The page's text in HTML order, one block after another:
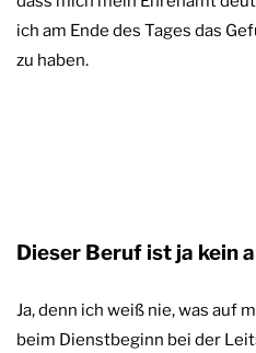
ich am Ende des Tages das
zu haben.
Dieser Beruf ist ja kein
Ja, denn ich weiß nie, was auf
beim Dienstbeginn bei der